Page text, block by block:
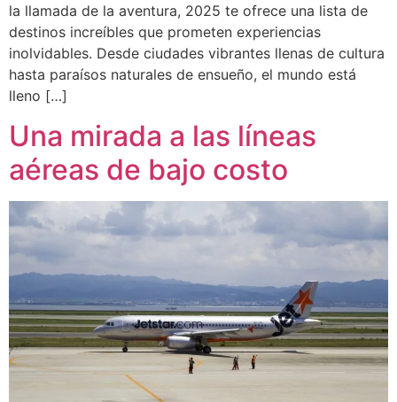
la llamada de la aventura, 2025 te ofrece una lista de
destinos increíbles que prometen experiencias
inolvidables. Desde ciudades vibrantes llenas de cultura
hasta paraísos naturales de ensueño, el mundo está
lleno […]
Una mirada a las líneas
aéreas de bajo costo